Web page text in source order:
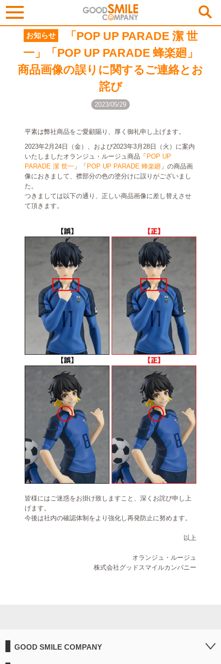
お知らせ
「POP UP PARADE 潔 世
一」「POP UP PARADE 蜂楽廻」
商品画像の誤りに関するご連絡とお
詫び
2023/05/29
平素は弊社商品をご愛顧賜り、厚く御礼申し上げます。
2023年2月24日（金）、および2023年3月28日（火）に案内
いたしましたオランジュ・ルージュ商品「 POP UP
PARADE 潔 世一 」「 POP UP PARADE 蜂楽廻 」の商品画
像におきまして、襟部分の色の塗分けに誤りがございまし
た。
つきましては以下の通り、正しい商品画像に差し替えさせ
て頂きます。
皆様にはご迷惑をお掛け致しますこと、深くお詫び申し上
げます。
今後は社内の確認体制をより強化し再発防止に努めます。
以上
オランジュ・ルージュ
株式会社グッドスマイルカンパニー
GOOD SMILE COMPANY